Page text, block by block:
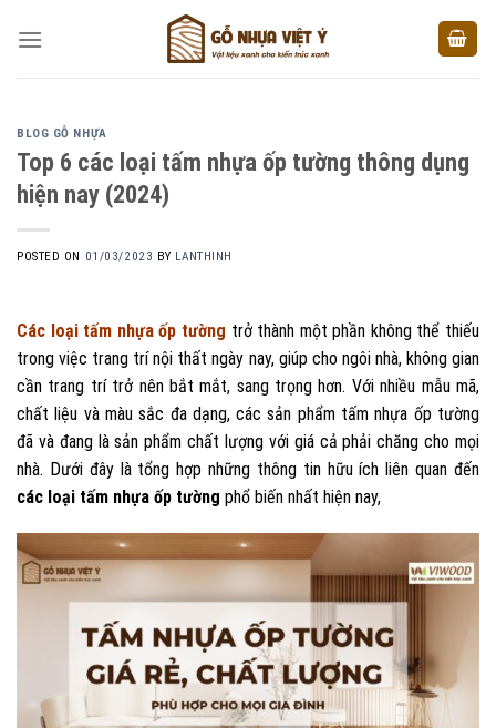
BLOG GỖ NHỰA
Top 6 các loại tấm nhựa ốp tường thông dụng
hiện nay (2024)
POSTED ON 01/03/2023 BY LANTHINH
Các loại tấm nhựa ốp tường trở thành một phần không thể thiếu
trong việc trang trí nội thất ngày nay, giúp cho ngôi nhà, không gian
cần trang trí trở nên bắt mắt, sang trọng hơn. Với nhiều mẫu mã,
chất liệu và màu sắc đa dạng, các sản phẩm tấm nhựa ốp tường
đã và đang là sản phẩm chất lượng với giá cả phải chăng cho mọi
nhà. Dưới đây là tổng hợp những thông tin hữu ích liên quan đến
các loại tấm nhựa ốp tường phổ biến nhất hiện nay,